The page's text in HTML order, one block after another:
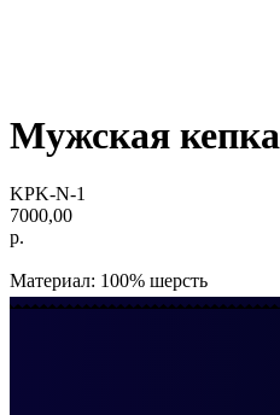
Мужская кепка
KPK-N-1
7000,00
р.
Материал: 100% шерсть